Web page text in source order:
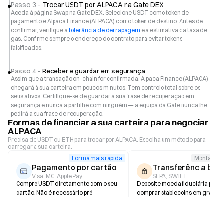
Passo 3 – Trocar USDT por ALPACA na Gate DEX
Aceda à página Swap na Gate DEX. Selecione USDT como token de
pagamento e Alpaca Finance (ALPACA) como token de destino. Antes de
confirmar, verifique a tolerância de derrapagem e a estimativa da taxa de
gas. Confirme sempre o endereço do contrato para evitar tokens
falsificados.
Passo 4 – Receber e guardar em segurança
Assim que a transação on-chain for confirmada, Alpaca Finance (ALPACA)
chegará à sua carteira em poucos minutos. Tem controlo total sobre os
seus ativos. Certifique-se de guardar a sua frase de recuperação em
segurança e nunca a partilhe com ninguém — a equipa da Gate nunca lhe
pedirá a sua frase de recuperação.
Formas de financiar a sua carteira para negociar
ALPACA
Precisa de USDT ou ETH para trocar por ALPACA. Escolha um método para
carregar a sua carteira.
Forma mais rápida
Pagamento por cartão
Visa, MC, Apple Pay
Compre USDT diretamente com o seu
cartão. Não é necessário pré-
Transferência
SEPA, SWIFT
Deposite moeda fiduciária
comprar stablecoins em